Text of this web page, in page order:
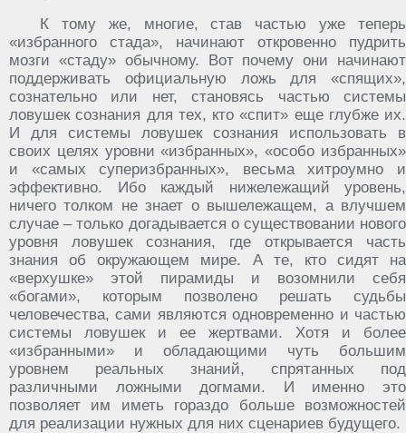
К тому же, многие, став частью уже теперь
«избранного стада», начинают откровенно пудрить
мозги «стаду» обычному. Вот почему они начинают
поддерживать официальную ложь для «спящих»,
сознательно или нет, становясь частью системы
ловушек сознания для тех, кто «спит» еще глубже их.
И для системы ловушек сознания использовать в
своих целях уровни «избранных», «особо избранных»
и «самых суперизбранных», весьма хитроумно и
эффективно. Ибо каждый нижележащий уровень,
ничего толком не знает о вышележащем, а влучшем
случае – только догадывается о существовании нового
уровня ловушек сознания, где открывается часть
знания об окружающем мире. А те, кто сидят на
«верхушке» этой пирамиды и возомнили себя
«богами», которым позволено решать судьбы
человечества, сами являются одновременно и частью
системы ловушек и ее жертвами. Хотя и более
«избранными» и обладающими чуть большим
уровнем реальных знаний, спрятанных под
различными ложными догмами. И именно это
позволяет им иметь гораздо больше возможностей
для реализации нужных для них сценариев будущего.